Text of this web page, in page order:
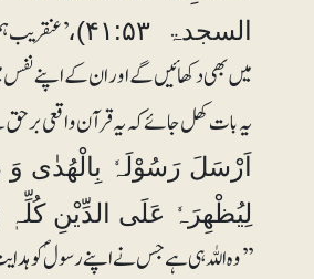
السجدۃ ۴۱:۵۳)،
’عنقریب
میں بھی دکھائیں گے اور ان کے اپنے
یہ بات کھل جائے کہ یہ قرآن واقعی
اَرْسَلَ رَسُوْلَہٗ بِالْھُدٰی وَ
لِیُظْھِرَہٗ عَلَی الدِّیْنِ کُلِّہٖ
’’وہ اللہ ہی ہے جس نے اپنے رسولؐ کو